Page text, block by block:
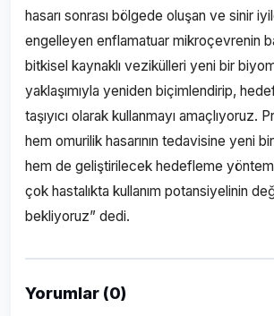
hasarı sonrası bölgede oluşan ve sinir
engelleyen enflamatuar mikroçevrenin
bitkisel kaynaklı vezikülleri yeni bir
yaklaşımıyla yeniden biçimlendirip,
taşıyıcı olarak kullanmayı amaçlıyoruz.
hem omurilik hasarının tedavisine yeni
hem de geliştirilecek hedefleme
çok hastalıkta kullanım potansiyelinin
bekliyoruz” dedi.
Yorumlar (0)